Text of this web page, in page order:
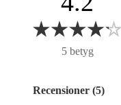
5 betyg
Recensioner (5)